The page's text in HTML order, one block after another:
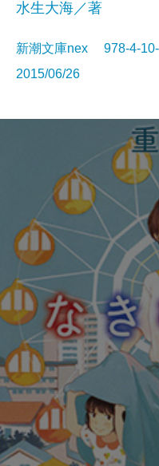
水生大海／著
新潮文庫nex 978-4-
2015/06/26